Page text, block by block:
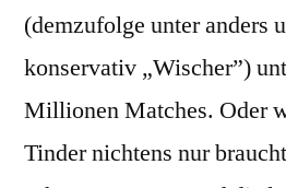
(demzufolge unter anders
konservativ „Wischer”)
Millionen Matches. Oder
Tinder nichtens nur